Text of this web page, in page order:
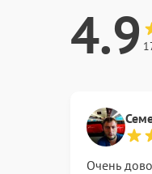
4.9
Очень